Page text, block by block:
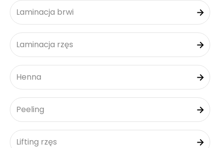
Laminacja brwi
Laminacja rzęs
Henna
Peeling
Lifting rzęs